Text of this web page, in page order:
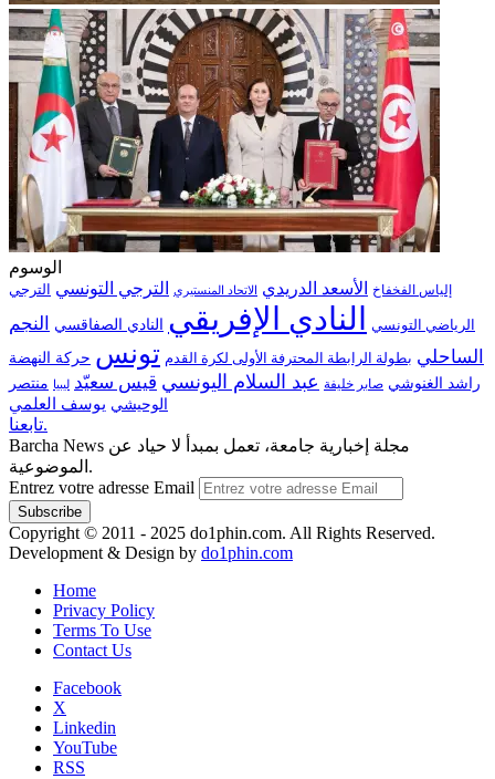
الوسوم
إلياس الفخفاخ الأسعد الدريدي الاتحاد المنستيري الترجي التونسي الترجي
الرياضي التونسي النادي الإفريقي النادي الصفاقسي
النجم
الساحلي بطولة الرابطة المحترفة الأولى لكرة القدم تونس حركة النهضة
راشد الغنوشي صابر خليفة عبد السلام اليونسي قيس سعيّد ليبيا منتصر
الوحيشي يوسف العلمي
تابعنا.
Barcha News مجلة إخبارية جامعة، تعمل بمبدأ لا حياد عن
الموضوعية.
Entrez votre adresse Email
Copyright © 2011 - 2025 do1phin.com. All Rights Reserved.
Development & Design by do1phin.com
Home
Privacy Policy
Terms To Use
Contact Us
Facebook
X
Linkedin
YouTube
RSS